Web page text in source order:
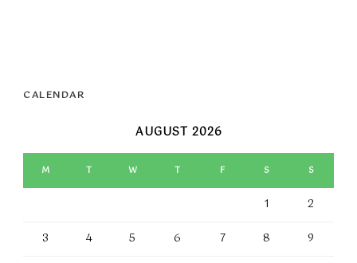
CALENDAR
AUGUST 2026
M T W T F S S
1 2
3 4 5 6 7 8 9